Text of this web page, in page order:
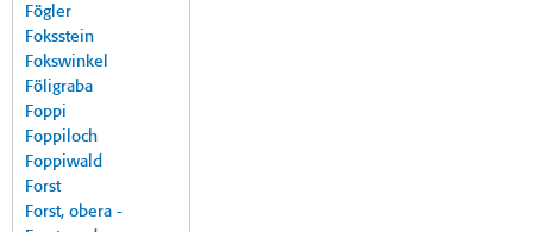
Fögler
Foksstein
Fokswinkel
Föligraba
Foppi
Foppiloch
Foppiwald
Forst
Forst, obera -